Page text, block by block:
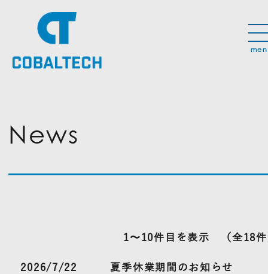
News
1〜10件目を表示 （全18
2026/7/22 夏季休業期間のお知らせ